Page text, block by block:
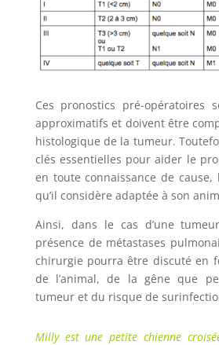
Ces pronostics pré-opératoires
approximatifs et doivent être
histologique de la tumeur.
clés essentielles pour aider le
en toute connaissance de
qu’il considère adaptée à son
Ainsi, dans le cas d’une
présence de métastases
chirurgie pourra être discuté en
de l’animal, de la gêne que
tumeur et du risque de
Milly est une petite chienne